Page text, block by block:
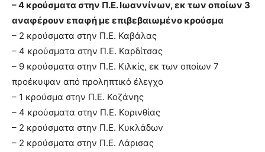
– 4 κρούσματα στην Π.Ε. Ιωαννίνων, εκ των οποίων 3
αναφέρουν επαφή με επιβεβαιωμένο κρούσμα
– 2 κρούσματα στην Π.Ε. Καβάλας
– 4 κρούσματα στην Π.Ε. Καρδίτσας
– 9 κρούσματα στην Π.Ε. Κιλκίς, εκ των οποίων 7
προέκυψαν από προληπτικό έλεγχο
– 1 κρούσμα στην Π.Ε. Κοζάνης
– 4 κρούσματα στην Π.Ε. Κορινθίας
– 2 κρούσματα στην Π.Ε. Κυκλάδων
– 2 κρούσματα στην Π.Ε. Λάρισας